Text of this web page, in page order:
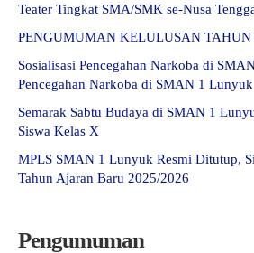
Teater Tingkat SMA/SMK se-Nusa
PENGUMUMAN KELULUSAN TAHUN
Sosialisasi Pencegahan Narkoba di
Pencegahan Narkoba di SMAN 1 Lunyuk
Semarak Sabtu Budaya di SMAN 1
Siswa Kelas X
MPLS SMAN 1 Lunyuk Resmi Ditutup,
Tahun Ajaran Baru 2025/2026
Pengumuman